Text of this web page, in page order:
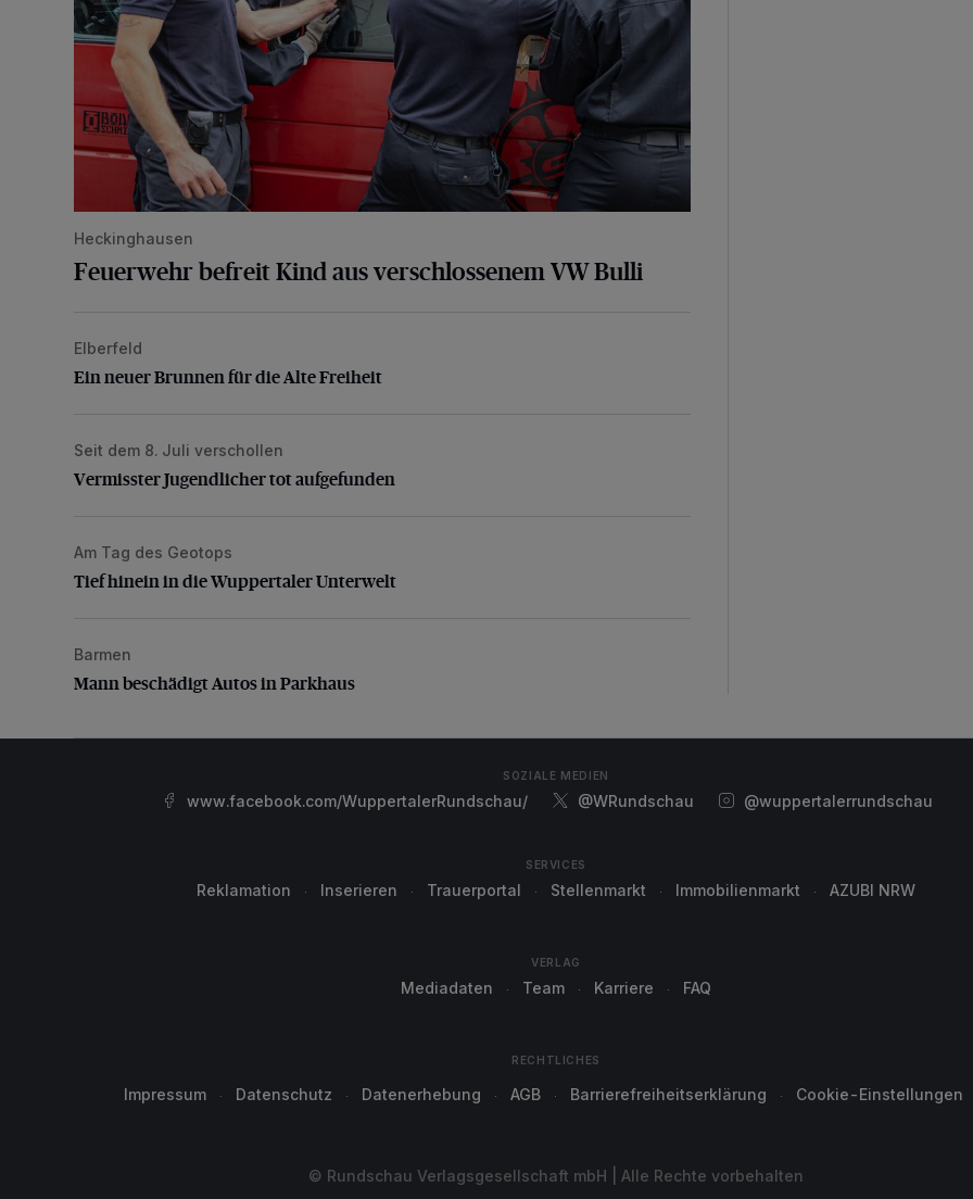
Heckinghausen
Feuerwehr befreit Kind aus verschlossenem VW Bulli
Ein neuer Brunnen für die Alte Freiheit
Elberfeld
Ein neuer Brunnen für die Alte Freiheit
Vermisster Jugendlicher tot aufgefunden
Seit dem 8. Juli verschollen
Vermisster Jugendlicher tot aufgefunden
Tief hinein in die Wuppertaler Unterwelt
Am Tag des Geotops
Tief hinein in die Wuppertaler Unterwelt
Mann beschädigt Autos in Parkhaus
Barmen
Mann beschädigt Autos in Parkhaus
SOZIALE MEDIEN
www.facebook.com/WuppertalerRundschau/ @WRundschau @wuppertalerrundschau
SERVICES
Reklamation Inserieren Trauerportal Stellenmarkt Immobilienmarkt AZUBI NRW
VERLAG
Mediadaten Team Karriere FAQ
RECHTLICHES
Impressum Datenschutz Datenerhebung AGB Barrierefreiheitserklärung Cookie-Einstellungen
© Rundschau Verlagsgesellschaft mbH | Alle Rechte vorbehalten